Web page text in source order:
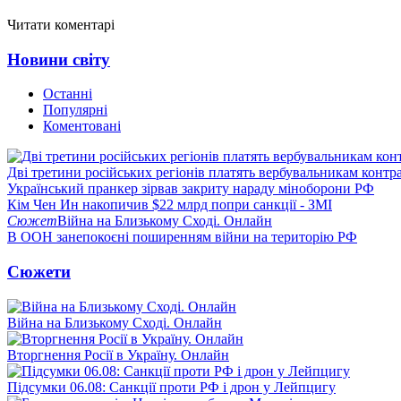
Читати коментарі
Новини світу
Останні
Популярні
Коментовані
Дві третини російських регіонів платять вербувальникам
Український пранкер зірвав закриту нараду міноборони РФ
Кім Чен Ин накопичив $22 млрд попри санкції - ЗМІ
СюжетВійна на Близькому Сході. Онлайн
В ООН занепокоєні поширенням війни на територію РФ
Сюжети
Війна на Близькому Сході. Онлайн
Вторгнення Росії в Україну. Онлайн
Підсумки 06.08: Санкції проти РФ і дрон у Лейпцигу